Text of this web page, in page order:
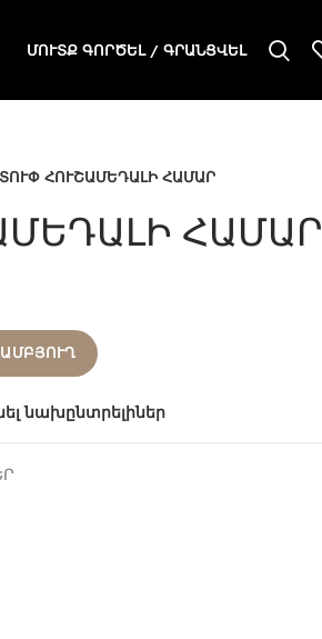
ՄՈՒՏՔ ԳՈՐԾԵԼ / ԳՐԱՆՑՎԵԼ
ՏՈՒՓ ՀՈՒՇԱՄԵԴԱԼԻ ՀԱՄԱՐ
ՀԱՄԱՐ
նախընտրելիներ